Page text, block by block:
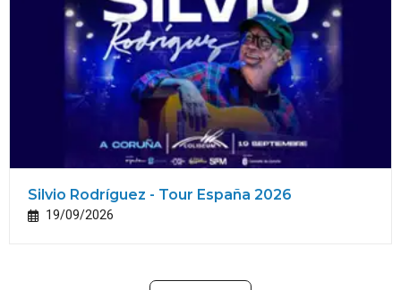
Silvio Rodríguez - Tour España 2026
19/09/2026